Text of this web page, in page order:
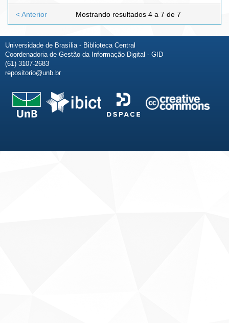
Mostrando resultados 4 a 7 de 7
< Anterior
Universidade de Brasília - Biblioteca Central
Coordenadoria de Gestão da Informação Digital - GID
(61) 3107-2683
repositorio@unb.br